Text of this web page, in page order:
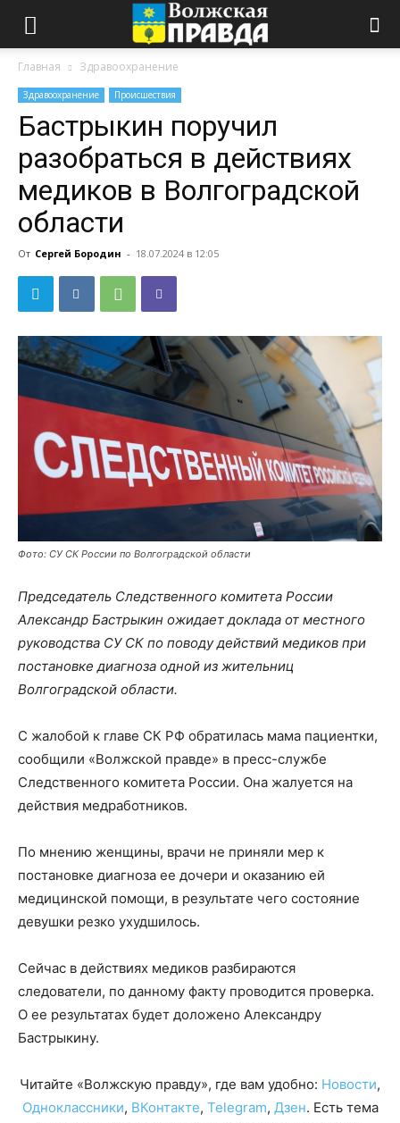
Главная Здравоохранение
Здравоохранение Происшествия
Бастрыкин поручил
разобраться в действиях
медиков в Волгоградской
области
От Сергей Бородин - 18.07.2024 в 12:05
Фото: СУ СК России по Волгоградской области
Председатель Следственного комитета России
Александр Бастрыкин ожидает доклада от местного
руководства СУ СК по поводу действий медиков при
постановке диагноза одной из жительниц
Волгоградской области.
С жалобой к главе СК РФ обратилась мама пациентки,
сообщили «Волжской правде» в пресс-службе
Следственного комитета России. Она жалуется на
действия медработников.
По мнению женщины, врачи не приняли мер к
постановке диагноза ее дочери и оказанию ей
медицинской помощи, в результате чего состояние
девушки резко ухудшилось.
Сейчас в действиях медиков разбираются
следователи, по данному факту проводится проверка.
О ее результатах будет доложено Александру
Бастрыкину.
Читайте «Волжскую правду», где вам удобно: Новости,
Одноклассники, ВКонтакте, Telegram, Дзен. Есть тема